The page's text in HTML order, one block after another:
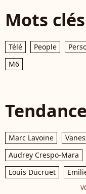
Mots clés
Télé People
M6
Marc Lavoine
Audrey Crespo-Mara
Louis Ducruet